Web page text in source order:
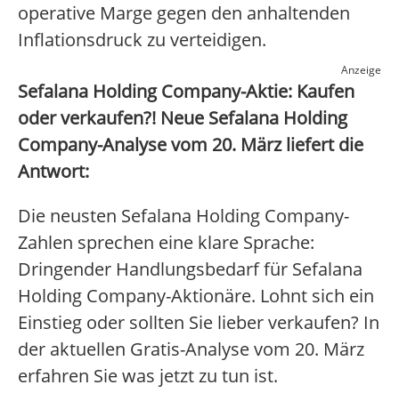
operative Marge gegen den anhaltenden
Inflationsdruck zu verteidigen.
Anzeige
Sefalana Holding Company-Aktie: Kaufen
oder verkaufen?! Neue Sefalana Holding
Company-Analyse vom 20. März liefert die
Antwort:
Die neusten Sefalana Holding Company-
Zahlen sprechen eine klare Sprache:
Dringender Handlungsbedarf für Sefalana
Holding Company-Aktionäre. Lohnt sich ein
Einstieg oder sollten Sie lieber verkaufen? In
der aktuellen Gratis-Analyse vom 20. März
erfahren Sie was jetzt zu tun ist.